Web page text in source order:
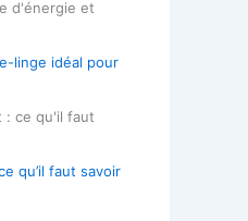
linge idéal pour
qu’il faut savoir